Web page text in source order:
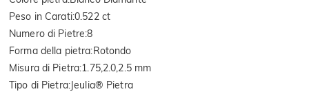
Peso in Carati:0.522 ct
Numero di Pietre:8
Forma della pietra:Rotondo
Misura di Pietra:1.75,2.0,2.5 mm
Tipo di Pietra:Jeulia® Pietra